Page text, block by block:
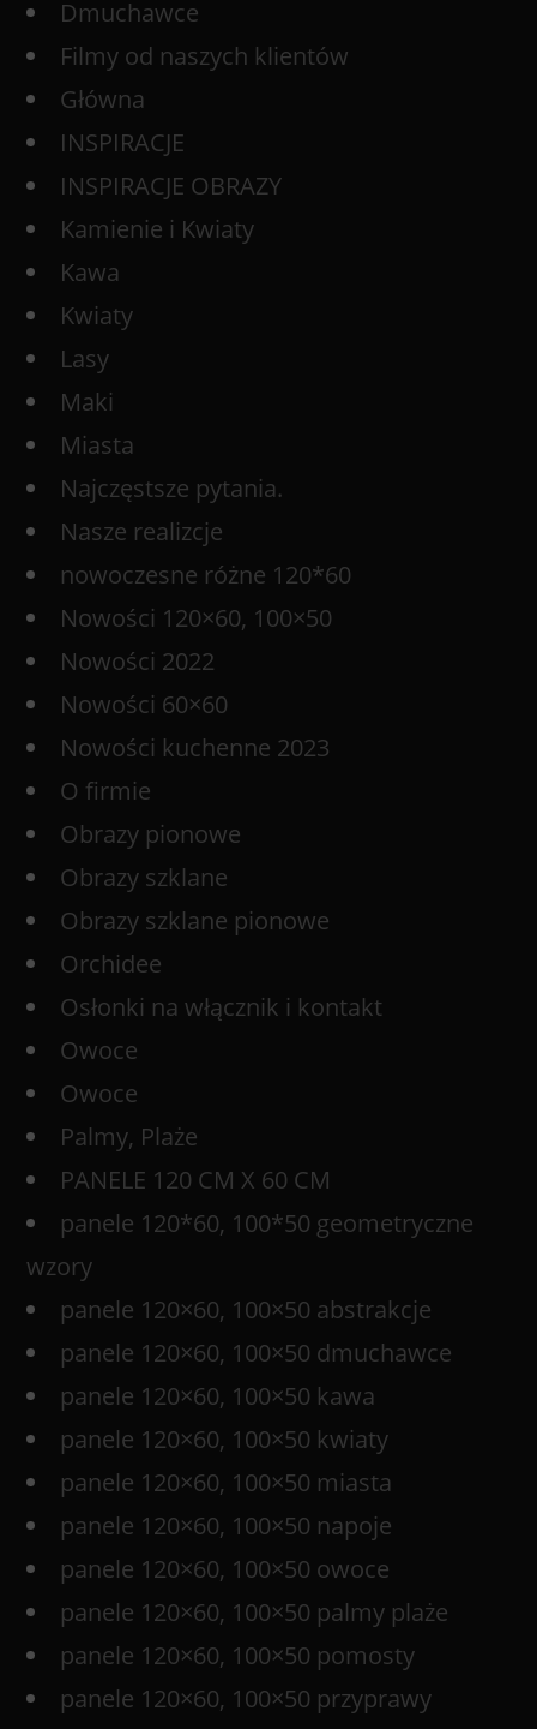
Dmuchawce
Filmy od naszych klientów
Główna
INSPIRACJE
INSPIRACJE OBRAZY
Kamienie i Kwiaty
Kawa
Kwiaty
Lasy
Maki
Miasta
Najczęstsze pytania.
Nasze realizcje
nowoczesne różne 120*60
Nowości 120×60, 100×50
Nowości 2022
Nowości 60×60
Nowości kuchenne 2023
O firmie
Obrazy pionowe
Obrazy szklane
Obrazy szklane pionowe
Orchidee
Osłonki na włącznik i kontakt
Owoce
Owoce
Palmy, Plaże
PANELE 120 CM X 60 CM
panele 120*60, 100*50 geometryczne
wzory
panele 120×60, 100×50 abstrakcje
panele 120×60, 100×50 dmuchawce
panele 120×60, 100×50 kawa
panele 120×60, 100×50 kwiaty
panele 120×60, 100×50 miasta
panele 120×60, 100×50 napoje
panele 120×60, 100×50 owoce
panele 120×60, 100×50 palmy plaże
panele 120×60, 100×50 pomosty
panele 120×60, 100×50 przyprawy